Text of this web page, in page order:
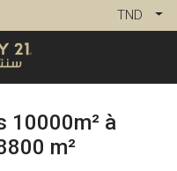
TND
10000m² à
m²